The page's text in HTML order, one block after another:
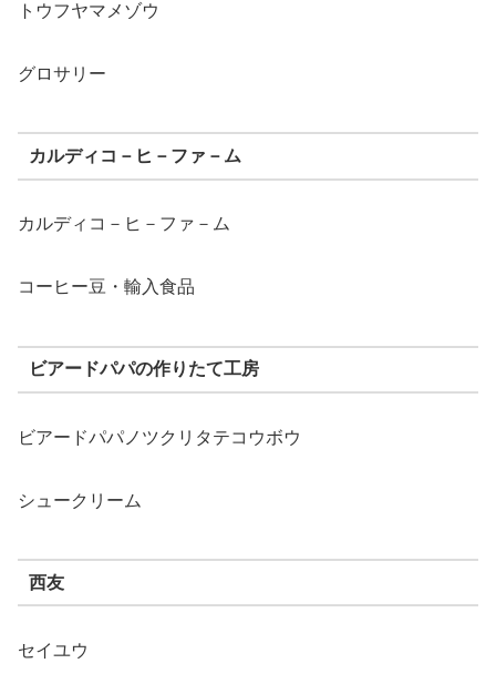
トウフヤマメゾウ
グロサリー
カルディコ－ヒ－ファ－ム
カルディコ－ヒ－ファ－ム
コーヒー豆・輸入食品
ビアードパパの作りたて工房
ビアードパパノツクリタテコウボウ
シュークリーム
西友
セイユウ